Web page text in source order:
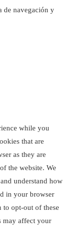
de navegación y
while you
that are
as they are
the website. We
understand how
in your browser
to opt-out of these
may affect your